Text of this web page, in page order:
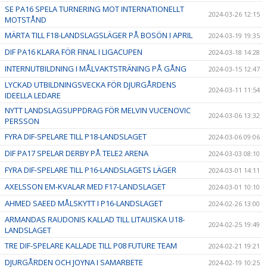
SE PA16 SPELA TURNERING MOT INTERNATIONELLT
MOTSTÅND
2024-03-26 12:15
MÄRTA TILL F18-LANDSLAGSLÄGER PÅ BOSÖN I APRIL 2024-03-19 19:35
DIF PA16 KLARA FÖR FINAL I LIGACUPEN 2024-03-18 14:28
INTERNUTBILDNING I MÅLVAKTSTRÄNING PÅ GÅNG 2024-03-15 12:47
LYCKAD UTBILDNINGSVECKA FÖR DJURGÅRDENS
IDEELLA LEDARE
2024-03-11 11:54
NYTT LANDSLAGSUPPDRAG FÖR MELVIN VUCENOVIC
PERSSON
2024-03-06 13:32
FYRA DIF-SPELARE TILL P18-LANDSLAGET 2024-03-06 09:06
DIF PA17 SPELAR DERBY PÅ TELE2 ARENA 2024-03-03 08:10
FYRA DIF-SPELARE TILL P16-LANDSLAGETS LÄGER 2024-03-01 14:11
AXELSSON EM-KVALAR MED F17-LANDSLAGET 2024-03-01 10:10
AHMED SAEED MÅLSKYTT I P16-LANDSLAGET 2024-02-26 13:00
ARMANDAS RAUDONIS KALLAD TILL LITAUISKA U18-
LANDSLAGET
2024-02-25 19:49
TRE DIF-SPELARE KALLADE TILL P08 FUTURE TEAM 2024-02-21 19:21
DJURGÅRDEN OCH JOYNA I SAMARBETE 2024-02-19 10:25